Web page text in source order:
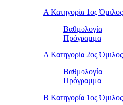
Α Κατηγορία 1ος Όμιλος
Βαθμολογία
Πρόγραμμα
Α Κατηγορία 2ος Όμιλος
Βαθμολογία
Πρόγραμμα
Β Κατηγορία 1ος Όμιλος